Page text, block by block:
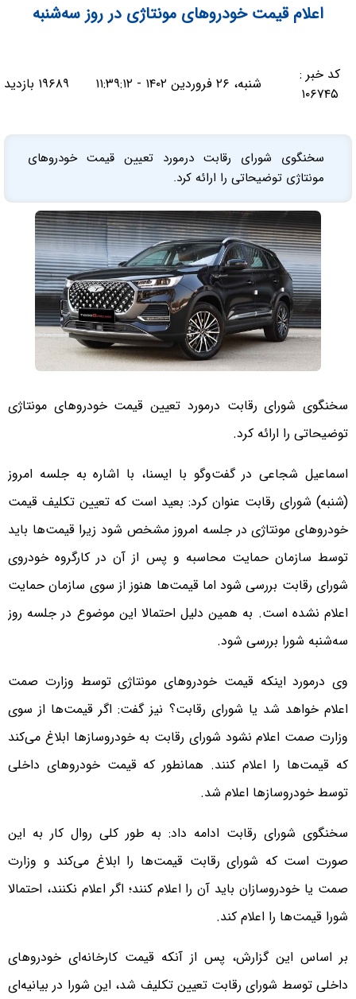
اعلام قیمت‌ خودروهای مونتاژی در روز سه‌شنبه
کد خبر :
۱۰۶۷۴۵
شنبه، ۲۶ فروردین ۱۴۰۲ - ۱۱:۳۹:۱۲ ۱۹۶۸۹ بازدید
سخنگوی شورای رقابت درمورد تعیین قیمت خودروهای
مونتاژی توضیحاتی را ارائه کرد.
سخنگوی شورای رقابت درمورد تعیین قیمت خودروهای مونتاژی
توضیحاتی را ارائه کرد.
اسماعیل شجاعی در گفت‌وگو با ایسنا، با اشاره به جلسه امروز
(شنبه) شورای رقابت عنوان کرد: بعید است که تعیین تکلیف قیمت
خودروهای مونتاژی در جلسه امروز مشخص شود زیرا قیمت‌ها باید
توسط سازمان حمایت محاسبه و پس از آن در کارگروه خودروی
شورای رقابت بررسی شود اما قیمت‌ها هنوز از سوی سازمان حمایت
اعلام نشده است. به همین دلیل احتمالا این موضوع در جلسه روز
سه‌شنبه شورا بررسی شود.
وی درمورد اینکه قیمت خودروهای مونتاژی توسط وزارت صمت
اعلام خواهد شد یا شورای رقابت؟ نیز گفت: اگر قیمت‌ها از سوی
وزارت صمت اعلام نشود شورای رقابت به خودروسازها ابلاغ می‌کند
که قیمت‌ها را اعلام کنند. همانطور که قیمت خودروهای داخلی
توسط خودروسازها اعلام شد.
سخنگوی شورای رقابت ادامه داد: به طور کلی روال کار به این
صورت است که شورای رقابت قیمت‌ها را ابلاغ می‌کند و وزارت
صمت یا خودروسازان باید آن را اعلام کنند؛ اگر اعلام نکنند، احتمالا
شورا قیمت‌ها را اعلام کند.
بر اساس این گزارش، پس از آنکه قیمت کارخانه‌ای خودروهای
داخلی توسط شورای رقابت تعیین تکلیف شد، این شورا در بیانیه‌ای